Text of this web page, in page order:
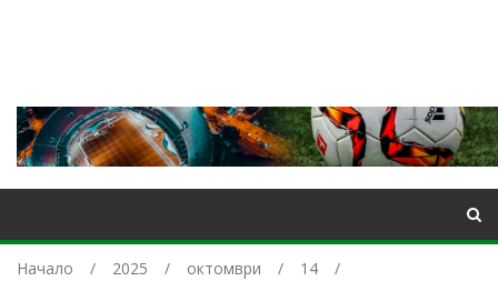
Начало 2025 октомври
14